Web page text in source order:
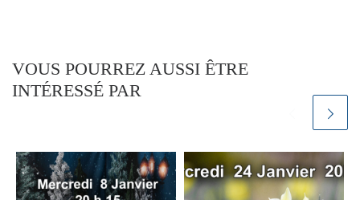
VOUS POURREZ AUSSI ÊTRE
INTÉRESSÉ PAR